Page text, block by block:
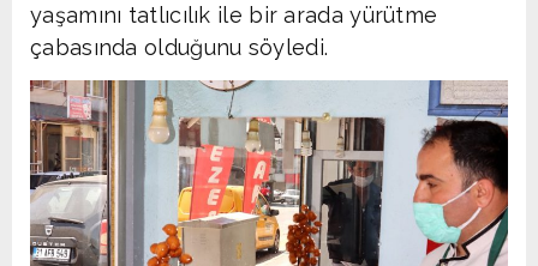
yaşamını tatlıcılık ile bir arada yürütme
çabasında olduğunu söyledi.